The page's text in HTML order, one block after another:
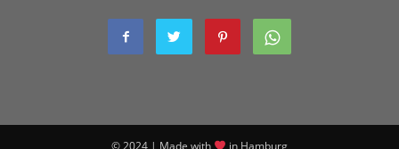
© 2024 | Made with in Hamburg